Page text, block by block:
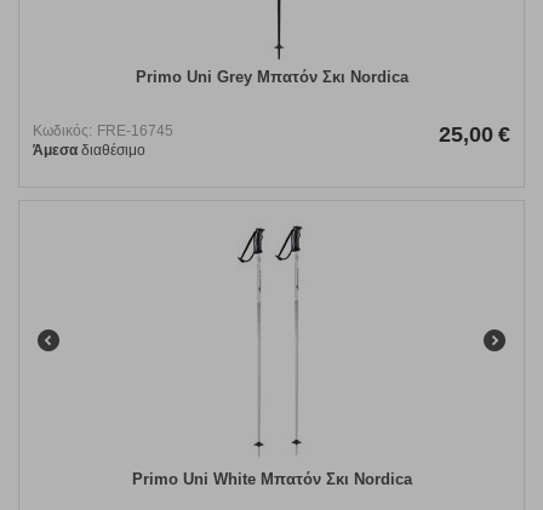
Primo Uni Grey Μπατόν Σκι Nordica
Κωδικός: FRE-16745
Άμεσα διαθέσιμο
25,00 €
Primo Uni White Μπατόν Σκι Nordica